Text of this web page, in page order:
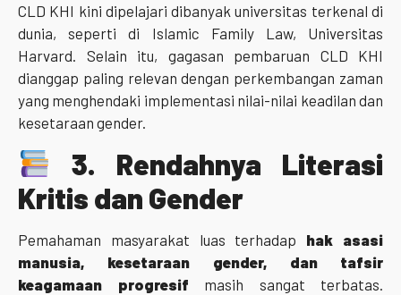
CLD KHI kini dipelajari dibanyak universitas terkenal di
dunia, seperti di Islamic Family Law, Universitas
Harvard. Selain itu, gagasan pembaruan CLD KHI
dianggap paling relevan dengan perkembangan zaman
yang menghendaki implementasi nilai-nilai keadilan dan
kesetaraan gender.
3. Rendahnya Literasi
Kritis dan Gender
Pemahaman masyarakat luas terhadap hak asasi
manusia, kesetaraan gender, dan tafsir
keagamaan progresif masih sangat terbatas.